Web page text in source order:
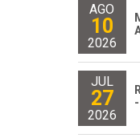
AGO
10
2026
JUL
27
2026